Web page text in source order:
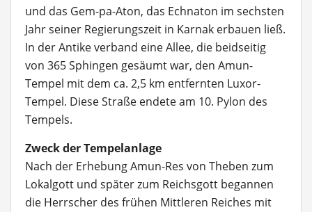
und das Gem-pa-Aton, das Echnaton im sechsten
Jahr seiner Regierungszeit in Karnak erbauen ließ.
In der Antike verband eine Allee, die beidseitig
von 365 Sphingen gesäumt war, den Amun-
Tempel mit dem ca. 2,5 km entfernten Luxor-
Tempel. Diese Straße endete am 10. Pylon des
Tempels.
Zweck der Tempelanlage
Nach der Erhebung Amun-Res von Theben zum
Lokalgott und später zum Reichsgott begannen
die Herrscher des frühen Mittleren Reiches mit